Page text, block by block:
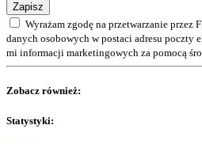
Zapisz
Wyrażam zgodę na przetwarzanie przez
danych osobowych w postaci adresu poczty
mi informacji marketingowych za pomocą
Zobacz również:
Statystyki: